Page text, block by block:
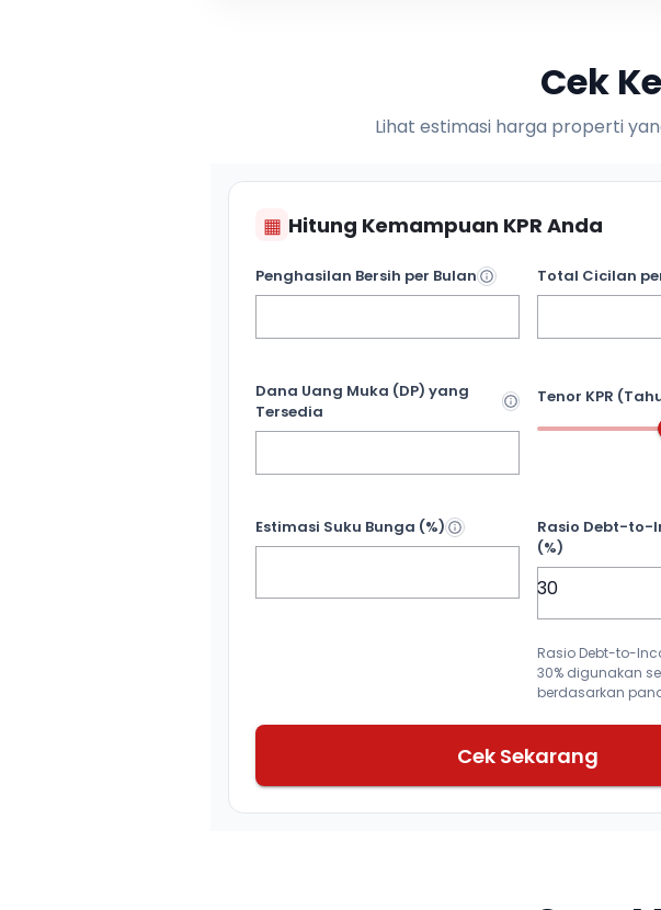
Cek
Lihat estimasi harga properti
▦ Hitung Kemampuan KPR Anda
Penghasilan Bersih per Bulan Total Cicilan
Dana Uang Muka (DP) yang
Tersedia
Tenor KPR
Estimasi Suku Bunga (%)
Rasio Debt-to-
(%)
Rasio Debt-to-
30% digunakan
berdasarkan
Cek Sekarang